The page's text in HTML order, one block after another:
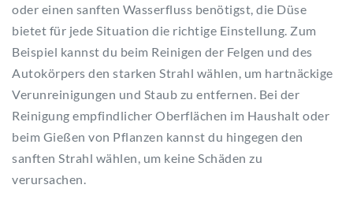
oder einen sanften Wasserfluss benötigst, die Düse
bietet für jede Situation die richtige Einstellung. Zum
Beispiel kannst du beim Reinigen der Felgen und des
Autokörpers den starken Strahl wählen, um hartnäckige
Verunreinigungen und Staub zu entfernen. Bei der
Reinigung empfindlicher Oberflächen im Haushalt oder
beim Gießen von Pflanzen kannst du hingegen den
sanften Strahl wählen, um keine Schäden zu
verursachen.